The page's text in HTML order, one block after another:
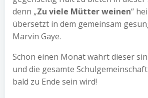
denn „Zu viele Mütter weinen“
übersetzt in dem gemeinsam
Marvin Gaye.
Schon einen Monat währt dieser
und die gesamte
bald zu Ende sein wird!